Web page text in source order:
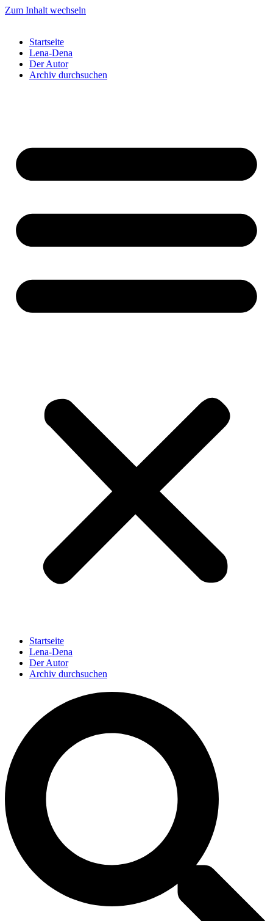
Zum Inhalt wechseln
Startseite
Lena-Dena
Der Autor
Archiv durchsuchen
Startseite
Lena-Dena
Der Autor
Archiv durchsuchen